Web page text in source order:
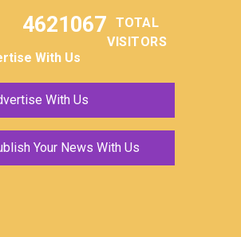
4621067
TOTAL
VISITORS
With Us
With Us
Your News With Us